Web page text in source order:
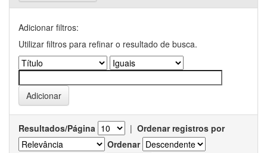
Adicionar filtros:
Utilizar filtros para refinar o resultado de busca.
Resultados/Página | Ordenar registros por
Ordenar